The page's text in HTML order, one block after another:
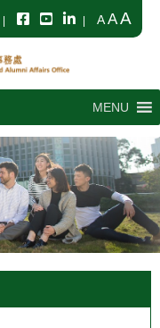
AAA
MENU